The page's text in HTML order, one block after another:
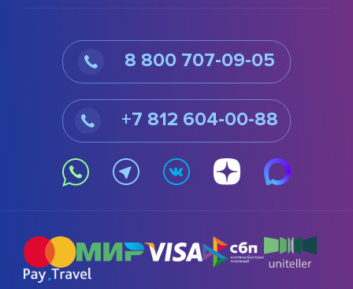
8 800 707-09-05
+7 812 604-00-88